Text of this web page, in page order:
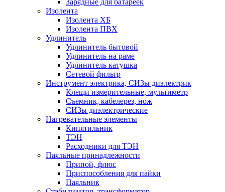
Зарядные для батареек
Изолента
Изолента ХБ
Изолента ПВХ
Удлинитель
Удлинитель бытовой
Удлинитель на раме
Удлинитель катушка
Сетевой фильтр
Инструмент электрика, СИЗы диэлектрик
Клещи измерительные, мультиметр
Съемник, кабелерез, нож
СИЗы диэлектрические
Нагревательные элементы
Кипятильник
ТЭН
Расходники для ТЭН
Паяльные принадлежности
Припой, флюс
Приспособления для пайки
Паяльник